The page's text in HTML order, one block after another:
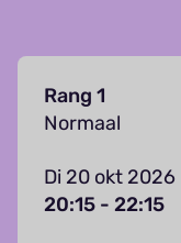
Rang 1
Normaal
Di 20 okt 2026
20:15 - 22:15